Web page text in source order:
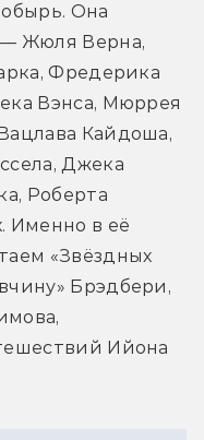
Она
Жюля Верна,
Фредерика
Вэнса, Мюррея
Кайдоша,
Джека
Роберта
Именно в её
«Звёздных
Брэдбери,
Ийона